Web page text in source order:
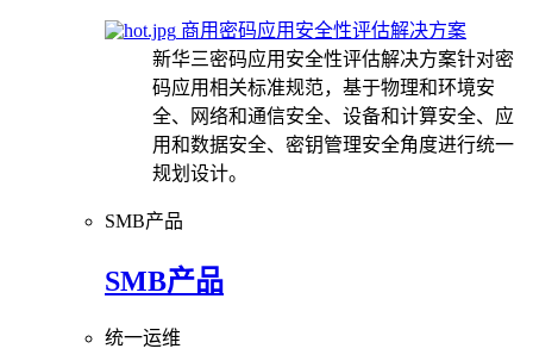
商用密码应用安全性评估解决方案
新华三密码应用安全性评估解决方案针对密
码应用相关标准规范，基于物理和环境安
全、网络和通信安全、设备和计算安全、应
用和数据安全、密钥管理安全角度进行统一
规划设计。
SMB产品
SMB产品
统一运维